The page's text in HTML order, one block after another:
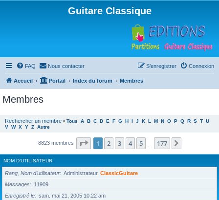
Guitare Classique
FAQ Nous contacter Connexion
S’enregistrer
Accueil Portail Index du forum Membres
Membres
Rechercher un membre • Tous A B C D E F G H I J K L M N O P Q R S T U
V W X Y Z Autre
8823 membres Page 1sur177
1 2 3 4 5 177
NOM D’UTILISATEUR
Rang, Nom d’utilisateur Administrateur ClassicGuitare
Messages
11909
Enregistré le
sam. mai 21, 2005 10:22 am